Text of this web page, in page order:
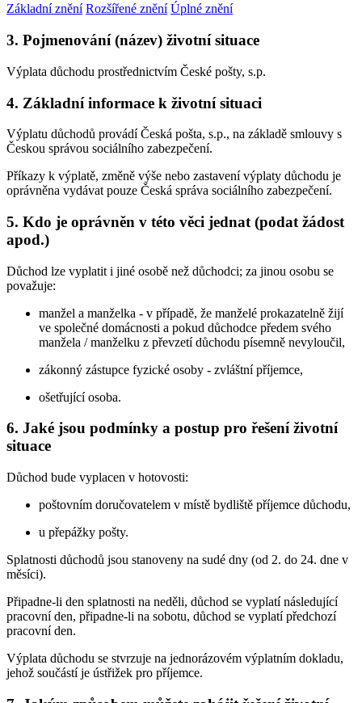
Základní znění Rozšířené znění Úplné znění
3. Pojmenování (název) životní situace
Výplata důchodu prostřednictvím České pošty, s.p.
4. Základní informace k životní situaci
Výplatu důchodů provádí Česká pošta, s.p., na základě smlouvy s
Českou správou sociálního zabezpečení.
Příkazy k výplatě, změně výše nebo zastavení výplaty důchodu je
oprávněna vydávat pouze Česká správa sociálního zabezpečení.
5. Kdo je oprávněn v této věci jednat (podat žádost
apod.)
Důchod lze vyplatit i jiné osobě než důchodci; za jinou osobu se
považuje:
manžel a manželka - v případě, že manželé prokazatelně žijí
ve společné domácnosti a pokud důchodce předem svého
manžela / manželku z převzetí důchodu písemně nevyloučil,
zákonný zástupce fyzické osoby - zvláštní příjemce,
ošetřující osoba.
6. Jaké jsou podmínky a postup pro řešení životní
situace
Důchod bude vyplacen v hotovosti:
poštovním doručovatelem v místě bydliště příjemce důchodu,
u přepážky pošty.
Splatnosti důchodů jsou stanoveny na sudé dny (od 2. do 24. dne v
měsíci).
Připadne-li den splatnosti na neděli, důchod se vyplatí následující
pracovní den, připadne-li na sobotu, důchod se vyplatí předchozí
pracovní den.
Výplata důchodu se stvrzuje na jednorázovém výplatním dokladu,
jehož součástí je ústřižek pro příjemce.